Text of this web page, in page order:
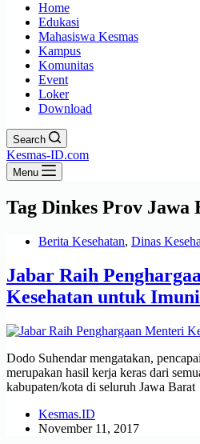
Home
Edukasi
Mahasiswa Kesmas
Kampus
Komunitas
Event
Loker
Download
Search
Kesmas-ID.com
Menu
Tag Dinkes Prov Jawa
Berita Kesehatan, Dinas
Jabar Raih
Kesehatan untuk
Dodo Suhendar mengatakan,
merupakan hasil kerja keras dari
kabupaten/kota di seluruh Jawa Barat
Kesmas.ID
November 11, 2017